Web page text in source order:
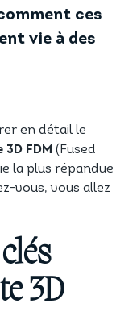
ces
vie à des
en détail le
FDM (Fused
la plus répandue
vous, vous allez
3D